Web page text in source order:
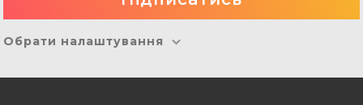
Обрати налаштування